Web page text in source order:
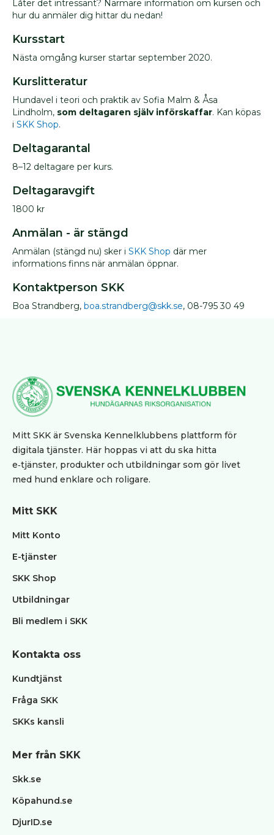
Låter det intressant? Närmare information om kursen och
hur du anmäler dig hittar du nedan!
Kursstart
Nästa omgång kurser startar september 2020.
Kurslitteratur
Hundavel i teori och praktik av Sofia Malm & Åsa
Lindholm, som deltagaren själv införskaffar. Kan köpas
i SKK Shop.
Deltagarantal
8–12 deltagare per kurs.
Deltagaravgift
1800 kr
Anmälan - är stängd
Anmälan (stängd nu) sker i SKK Shop där mer
informations finns när anmälan öppnar.
Kontaktperson SKK
Boa Strandberg, boa.strandberg@skk.se, 08-795 30 49
Mitt SKK är Svenska Kennelklubbens plattform för
digitala tjänster. Här hoppas vi att du ska hitta
e‑tjänster, produkter och utbildningar som gör livet
med hund enklare och roligare.
Mitt SKK
Mitt Konto
E-tjänster
SKK Shop
Utbildningar
Bli medlem i SKK
Kontakta oss
Kundtjänst
Fråga SKK
SKKs kansli
Mer från SKK
Skk.se
Köpahund.se
DjurID.se